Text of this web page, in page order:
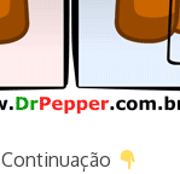
Continuação